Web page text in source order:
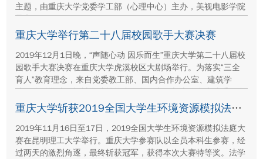
主题，由重庆大学党委学工部（心理中心）主办，美视电影学院
承办。
重庆大学举行第二十八届校园歌手大赛决赛
2019年12月1日晚，“声随心动 因乐而生”重庆大学第二十八届校
园歌手大赛决赛在重庆大学虎溪校区大剧场举行。为落实“三全
育人”教育理念，来自党委教工部、国内合作办公室、建筑学
院、管科学院、机械学院等校内各单位老师与十位参赛选手同台
演绎，现场观看师生达1300余人。
重庆大学斩获2019全国大学生环境资源模拟法庭大赛冠军
2019年11月16日至17日，2019全国大学生环境资源模拟法庭大
赛在昆明理工大学举行。重庆大学参赛队以全员本科生参赛，经
过两天的激烈角逐，最终斩获冠军，获得本次大赛特等奖。法学